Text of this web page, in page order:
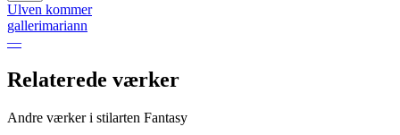
Ulven kommer
gallerimariann
—
Relaterede værker
Andre værker i stilarten Fantasy